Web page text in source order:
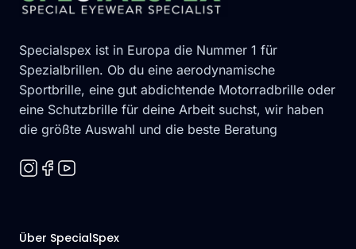
Specialspex ist in Europa die Nummer 1 für
Spezialbrillen. Ob du eine aerodynamische
Sportbrille, eine gut abdichtende Motorradbrille oder
eine Schutzbrille für deine Arbeit suchst, wir haben
die größte Auswahl und die beste Beratung
Über SpecialSpex